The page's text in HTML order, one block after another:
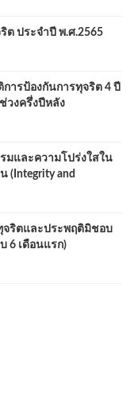
ต ประจำปี พ.ศ.2565
ารป้องกันการทุจริต 4 ปี
วงครึ่งปีหลัง
และความโปร่งใสใน
(Integrity and
จริตและประพฤติมิชอบ
6 เดือนแรก)